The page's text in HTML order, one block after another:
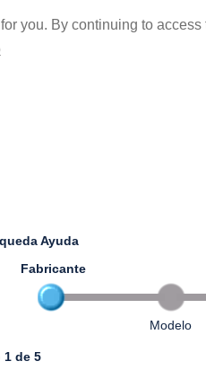
you. By continuing to
Ayuda
Fabricante
Modelo
1 de 5